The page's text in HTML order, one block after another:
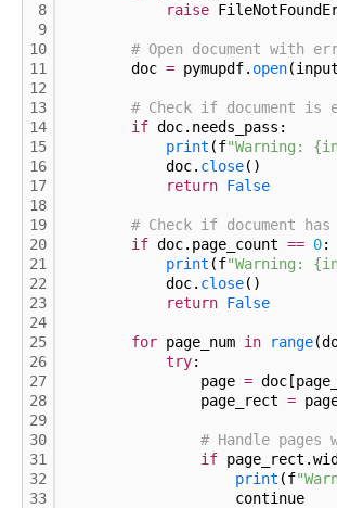
8
9
10
11
12
13
14
15
16
17
18
19
20
21
22
23
24
25
26
27
28
29
30
31
32
33
raise
# Open document with
doc = pymupdf. open
# Check if document is
if doc.needs_pass:
print (f"Warning:
doc. close()
return False
# Check if document has
if doc.page_count == 0:
print (f"Warning:
doc. close()
return False
for page_num in range
try:
page =
page_rect =
# Handle pages
if
print (f
continue